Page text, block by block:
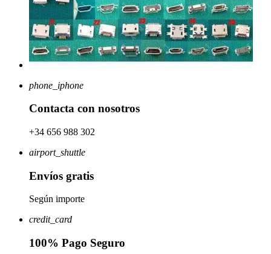
phone_iphone
Contacta con nosotros
+34 656 988 302
airport_shuttle
Envíos gratis
Según importe
credit_card
100% Pago Seguro